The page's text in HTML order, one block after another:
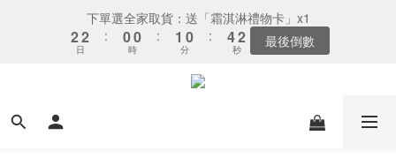
下單選全家取貨：送「霜淇淋禮物卡」x1
2
1
3
2
1
日
:
1
0
1
0
時
:
2
1
0
1
0
分
:
5
4
3
2
1
0
秒 最後倒數